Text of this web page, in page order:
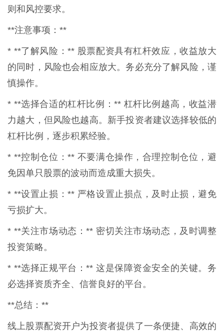
则和风控要求。
**注意事项：**
* **了解风险：** 股票配资具有杠杆效应，收益放大
的同时，风险也会相应放大。务必充分了解风险，谨
慎操作。
* **选择合适的杠杆比例：** 杠杆比例越高，收益潜
力越大，但风险也越高。新手投资者建议选择较低的
杠杆比例，逐步积累经验。
* **控制仓位：** 不要满仓操作，合理控制仓位，避
免因单只股票的波动而造成重大损失。
* **设置止损：** 严格设置止损点，及时止损，避免
亏损扩大。
* **关注市场动态：** 密切关注市场动态，及时调整
投资策略。
* **选择正规平台：** 这是保障资金安全的关键。务
必选择资质齐全、信誉良好的平台。
**总结：**
线上股票配资开户为投资者提供了一条便捷、高效的